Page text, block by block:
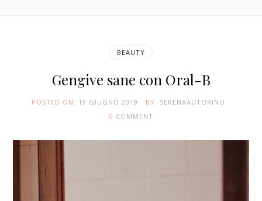
BEAUTY
Gengive sane con Oral-B
POSTED ON: 19 GIUGNO 2019 BY: SERENAAUTORINO
0 COMMENT